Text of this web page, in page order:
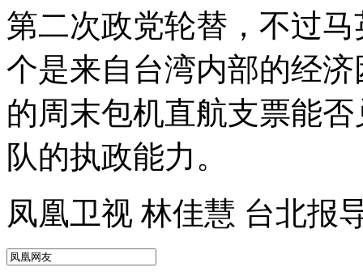
第二次政党轮替，不过
个是来自台湾内部的经
的周末包机直航支票能
队的执政能力。
凤凰卫视 林佳慧 台北报